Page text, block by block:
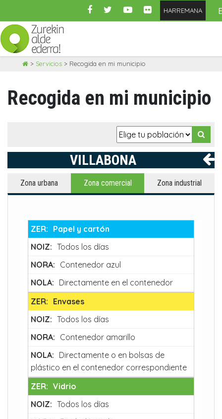
HARREMANA
> Servicios > Recogida en mi municipio
Recogida en mi municipio
VILLABONA
Zona urbana Zona comercial Zona industrial
Papel y cartón
Todos los días
Contenedor azul
Directamente en el contenedor
Envases
Todos los días
Contenedor amarillo
Directamente o en bolsas de
plástico en el contenedor correspondiente
Vidrio
Todos los días